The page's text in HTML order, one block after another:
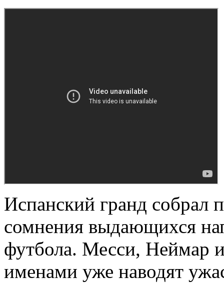
Испанский гранд собрал
сомнения выдающихся
футбола. Месси, Неймар
именами уже наводят